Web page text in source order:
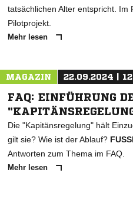
tatsächlichen Alter entspricht. Im
Pilotprojekt.
Mehr lesen
MAGAZIN 22.09.2024 |
FAQ: EINFÜHRUNG
Die "Kapitänsregelung" hält
gilt sie? Wie ist der Ablauf?
Antworten zum Thema im FAQ.
Mehr lesen